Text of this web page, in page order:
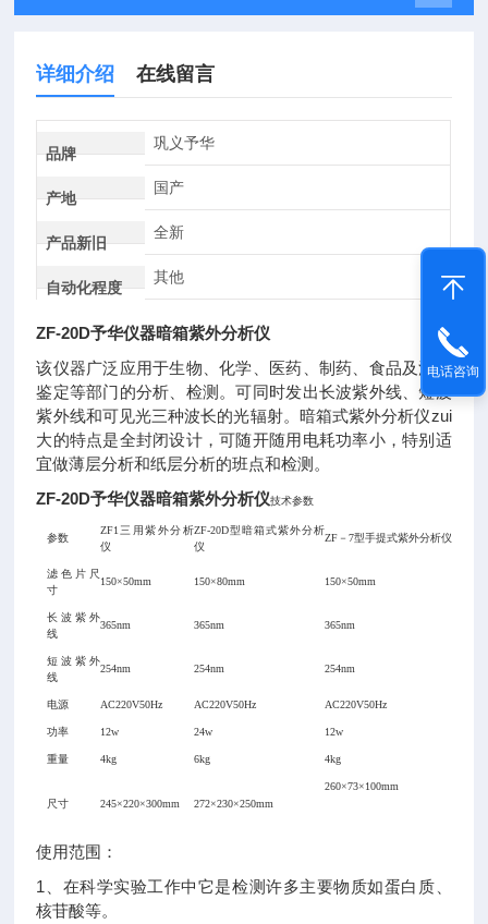
详细介绍 在线留言
品牌
巩义予华
产地
国产
产品新旧
全新
自动化程度
其他
ZF-20D予华仪器暗箱紫外分析仪
该仪器广泛应用于生物、化学、医药、制药、食品及法医
鉴定等部门的分析、检测。可同时发出长波紫外线、短波
紫外线和可见光三种波长的光辐射。暗箱式紫外分析仪zui
大的特点是全封闭设计，可随开随用电耗功率小，特别适
宜做薄层分析和纸层分析的班点和检测。
ZF-20D予华仪器暗箱紫外分析仪技术参数
参数
ZF1三用紫外分析
仪
ZF-20D型暗箱式紫外分析
仪
ZF－7型手提式紫外分析仪
滤色片尺
寸
150×50mm 150×80mm 150×50mm
长波紫外
线
365nm 365nm 365nm
短波紫外
线
254nm 254nm 254nm
电源 AC220V50Hz AC220V50Hz AC220V50Hz
功率 12w 24w 12w
重量 4kg 6kg 4kg
尺寸 245×220×300mm 272×230×250mm
260×73×100mm
使用范围：
1、在科学实验工作中它是检测许多主要物质如蛋白质、
核苷酸等。
电话咨询